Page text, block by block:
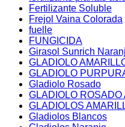
Fertilizante Soluble
Frejol Vaina Colorada
fuelle
FUNGICIDA
Girasol Sunrich
GLADIOLO
GLADIOLO
Gladiolo Rosado
GLADIOLO ROSADO
GLADIOLOS
Gladiolos Blancos